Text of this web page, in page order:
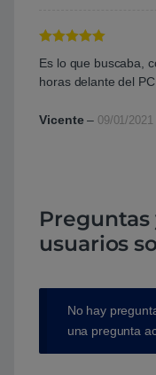
5de 5
Es lo que buscaba,
horas delante del PC
Vicente– 09/01/2021
Preguntas
usuarios
No hay
una pregunta